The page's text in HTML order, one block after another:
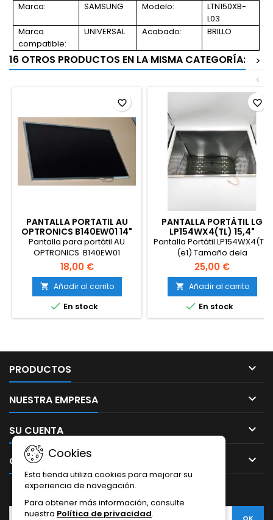
Marca: SAMSUNG Modelo:
LTN150XB-
L03
Marca
compatible:
UNIVERSAL Acabado: BRILLO
16 OTROS PRODUCTOS EN LA MISMA CATEGORÍA:
>
<
PANTALLA PORTATIL AU
OPTRONICS B140EW01 14"
Pantalla para portátil AU
OPTRONICS B140EW01
Tamaño de pantalla: 14”
Producto procedente de
desmontaje
18,00 €
 Añadir al carrito
 En stock
favorite_border
PANTALLA PORTÁTIL LG
LP154WX4(TL) 15,4"
Pantalla Portátil LP154WX4(TL)
(e1) Tamaño dela
pantalla:15,4" Producto
procedente de desmontaje
25,00 €
 Añadir al carrito
 En stock
favorite_border
PRODUCTOS 
NUESTRA EMPRESA 
SU CUENTA 
CONTACTO 
Cookies
Esta tienda utiliza cookies para mejorar su
experiencia de navegación.
Para obtener más información, consulte
nuestra Política de privacidad.
BOLETÍN